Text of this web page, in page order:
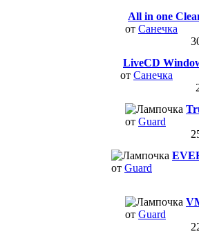
All in one
от Санечка
LiveCD
от Санечка
от Guard
от Guard
от Guard